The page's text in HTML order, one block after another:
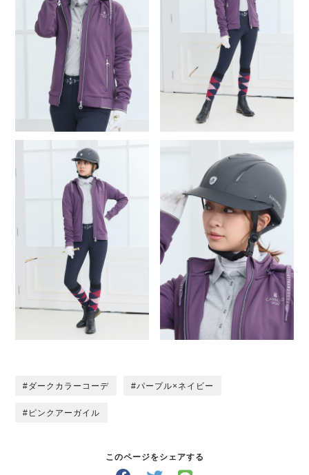
ダークカラーコーデ パープル×ネイビー
ピンクアーガイル
このページをシェアする